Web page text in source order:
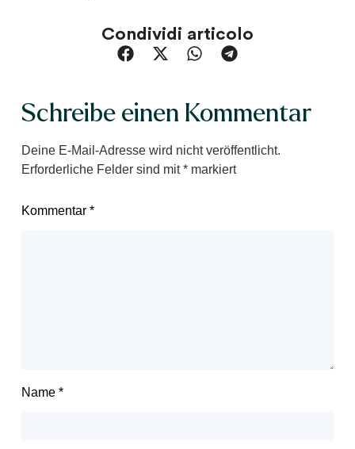
Condividi articolo
Schreibe einen Kommentar
Deine E-Mail-Adresse wird nicht veröffentlicht.
Erforderliche Felder sind mit*markiert
Kommentar *
Name *